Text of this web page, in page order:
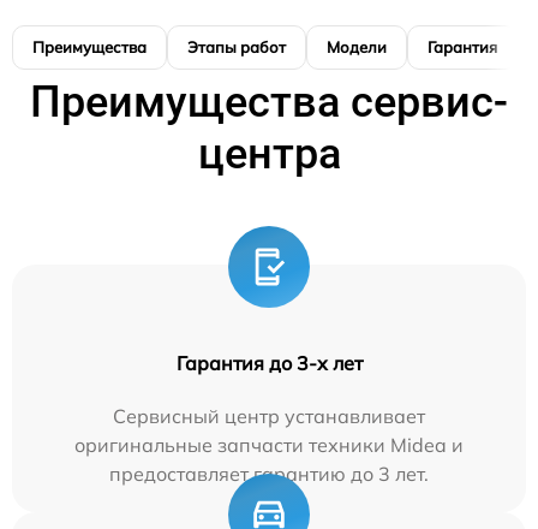
Преимущества Этапы работ Модели Гарантия
Преимущества сервис-
центра
Гарантия до 3-х лет
Сервисный центр устанавливает
оригинальные запчасти техники Midea и
предоставляет гарантию до 3 лет.